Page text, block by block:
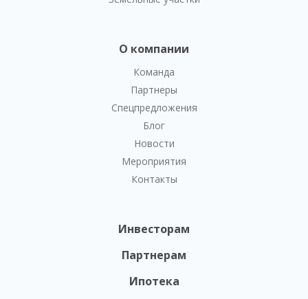
О компании
Команда
Партнеры
Спецпредложения
Блог
Новости
Мероприятия
Контакты
Инвесторам
Партнерам
Ипотека